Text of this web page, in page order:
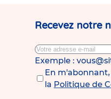
Recevez notre
Exemple :
En
la Politique de